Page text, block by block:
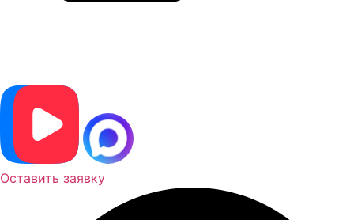
Оставить заявку